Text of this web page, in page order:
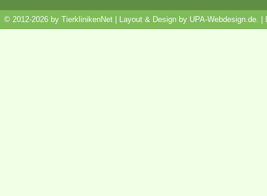
© 2012-2026 by TierklinikenNet | Layout & Design by UPA-Webdesign.de.